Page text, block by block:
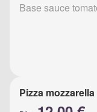
Base sauce
Pizza mozzarella